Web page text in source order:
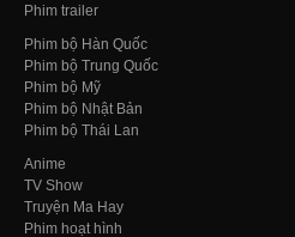
Phim trailer
Phim bộ Hàn Quốc
Phim bộ Trung Quốc
Phim bộ Mỹ
Phim bộ Nhật Bản
Phim bộ Thái Lan
Anime
TV Show
Truyện Ma Hay
Phim hoạt hình